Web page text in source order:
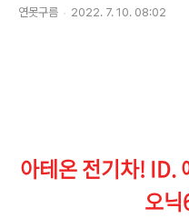
연못구름 2022. 7. 10. 08:02
아테온 전기차! ID.
오